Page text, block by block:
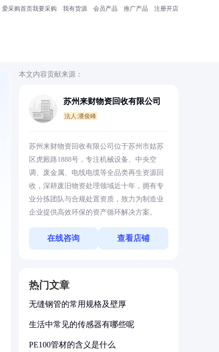
爱采购首页我要采购 我有货源 会员产品 推广产品 注册开店
本文内容贡献来源：
苏州来财物资回收有限公司
法人:潘俊峰
苏州来财物资回收有限公司位于苏州市姑苏
区虎殿路1888号，专注机械设备、中央空
调、废金属、电线电缆等全品类再生资源回
收，深耕废旧物资处理领域近十年，拥有专
业分拣团队与合规处置资质，致力为制造业
企业提供高效环保的资产循环解决方案。
在线咨询 查看店铺
热门文章
无缝钢管的常用规格及壁厚
生活中常见的传感器有哪些呢
PE100管材的含义是什么